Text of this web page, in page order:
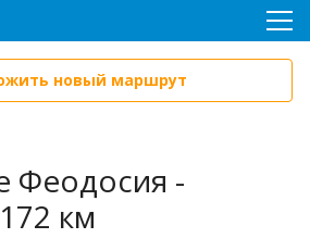
новый маршрут
Феодосия -
км